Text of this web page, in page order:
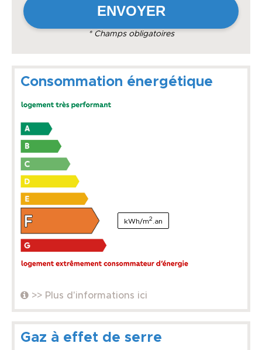
* Champs obligatoires
Consommation énergétique
kWh/m2 .an
>> Plus d'informations ici
Gaz à effet de serre